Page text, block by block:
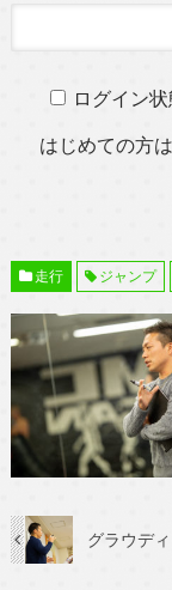
ログイン
はじめての方
走行 ジャンプ
グラウデ